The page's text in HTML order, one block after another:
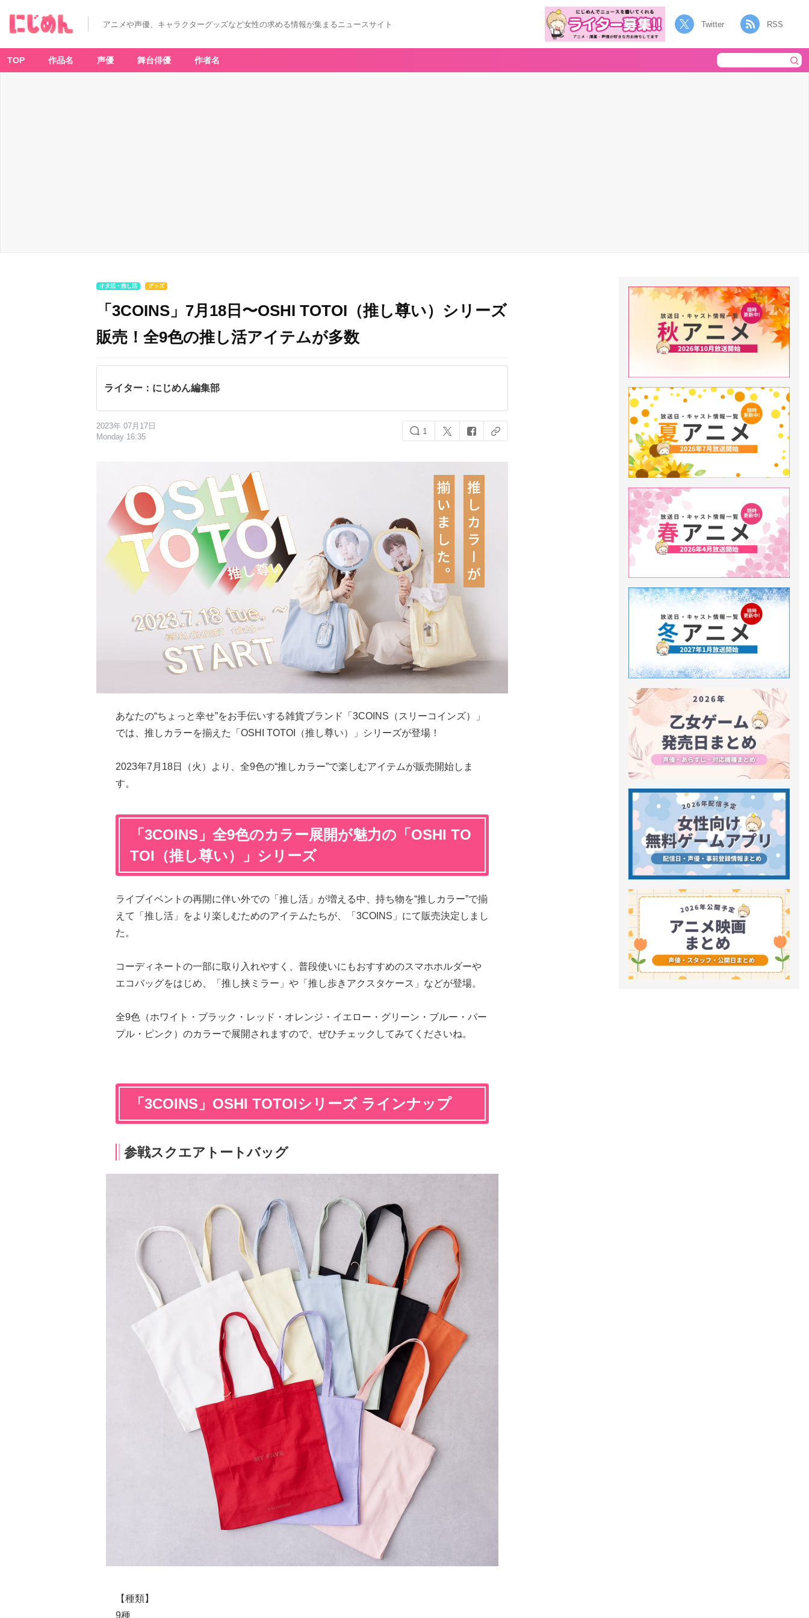
アニメや声優、キャラクターグッズなど女性の求める情報が集まるニュースサイト Twitter RSS
TOP 作品名 声優 舞台俳優 作者名
オタ活・推し活 グッズ
「3COINS」7月18日〜OSHI TOTOI（推し尊い）シリーズ
販売！全9色の推し活アイテムが多数
ライター：にじめん編集部
2023年 07月17日
Monday 16:35
1
あなたの“ちょっと幸せ”をお手伝いする雑貨ブランド「3COINS（スリーコインズ）」
では、推しカラーを揃えた「OSHI TOTOI（推し尊い）」シリーズが登場！
2023年7月18日（火）より、全9色の“推しカラー”で楽しむアイテムが販売開始しま
す。
「3COINS」全9色のカラー展開が魅力の「OSHI TO
TOI（推し尊い）」シリーズ
ライブイベントの再開に伴い外での「推し活」が増える中、持ち物を“推しカラー”で揃
えて「推し活」をより楽しむためのアイテムたちが、「3COINS」にて販売決定しまし
た。
コーディネートの一部に取り入れやすく、普段使いにもおすすめのスマホホルダーや
エコバッグをはじめ、「推し挟ミラー」や「推し歩きアクスタケース」などが登場。
全9色（ホワイト・ブラック・レッド・オレンジ・イエロー・グリーン・ブルー・パー
プル・ピンク）のカラーで展開されますので、ぜひチェックしてみてくださいね。
「3COINS」OSHI TOTOIシリーズ ラインナップ
参戦スクエアトートバッグ
【種類】
9種